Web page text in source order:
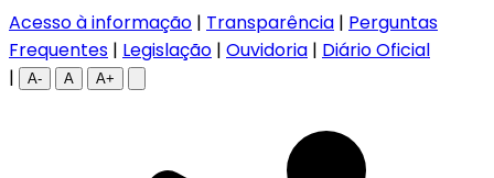
Acesso à informação | Transparência | Perguntas
Frequentes | Legislação | Ouvidoria | Diário Oficial
|
A- A A+